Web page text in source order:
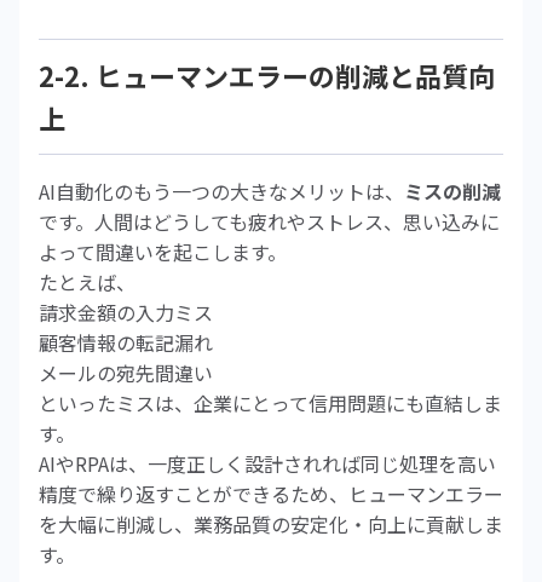
2-2. ヒューマンエラーの削減と品質向
上
AI自動化のもう一つの大きなメリットは、 ミスの削減
です。人間はどうしても疲れやストレス、思い込みに
よって間違いを起こします。
たとえば、
請求金額の入力ミス
顧客情報の転記漏れ
メールの宛先間違い
といったミスは、企業にとって信用問題にも直結しま
す。
AIやRPAは、一度正しく設計されれば同じ処理を高い
精度で繰り返すことができるため、ヒューマンエラー
を大幅に削減し、業務品質の安定化・向上に貢献しま
す。